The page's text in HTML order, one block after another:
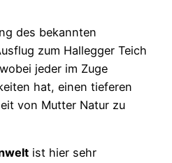
des bekannten
zum Hallegger Teich
jeder im Zuge
hat, einen tieferen
von Mutter Natur zu
ist hier sehr